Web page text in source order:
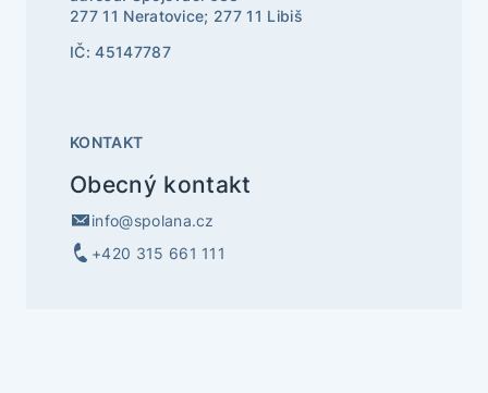
277 11 Neratovice; 277 11 Libiš
IČ: 45147787
KONTAKT
Obecný kontakt
info@spolana.cz
+420 315 661 111